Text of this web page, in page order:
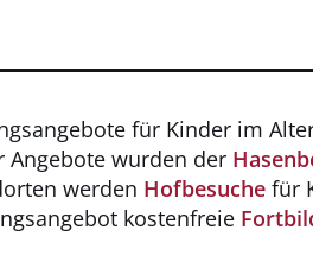
für Kinder im
Angebote wurden der
werden Hofbesuche für
kostenfreie